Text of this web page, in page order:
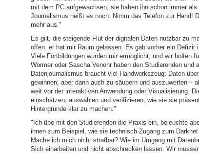
mit dem PC aufgewachsen, sie haben ihn schon immer
Journalismus heißt es noch: Nimm das Telefon zur Hand!
mehr aus."
Es gilt, die steigende Flut der digitalen Daten nutzbar zu
offen, er hat mir Raum gelassen. Es gab vorher ein Defizit
Viele Fortbildungen wurden mir ermöglicht, und wir holten
Wormer oder Sascha Venohr haben den Studierenden und
Datenjournalismus braucht viel Handwerkszeug: Daten
gewinnen, aber dann auch zu säubern und auszuwerten –
weit vor der interaktiven Anwendung oder Visualisierung.
einschätzen, auswählen und verifizieren, wie sie sie
Hintergründe klar zu machen."
"Ich übe mit den Studierenden die Praxis ein, beleuchte
ihnen zum Beispiel, wie sie technisch Zugang zum
Mache ich mich nicht strafbar? Wie im Umgang mit
Sich einarbeiten und nicht abschrecken lassen. Wir